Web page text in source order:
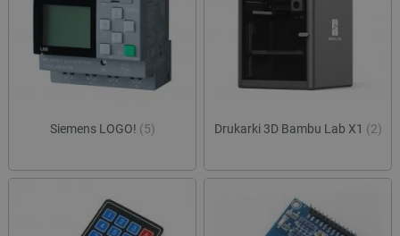
Siemens LOGO! (5) Drukarki 3D Bambu Lab X1 (2)